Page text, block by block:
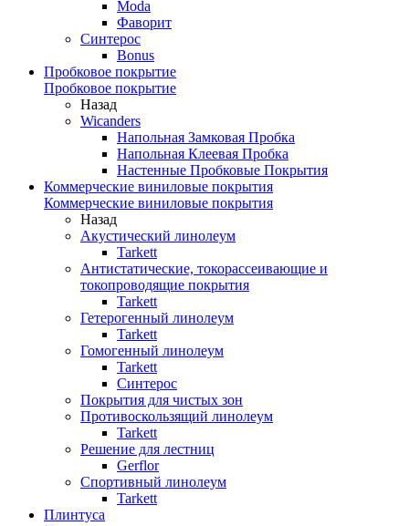
Moda
Фаворит
Синтерос
Bonus
Пробковое покрытие
Пробковое покрытие
Назад
Wicanders
Напольная Замковая Пробка
Напольная Клеевая Пробка
Настенные Пробковые Покрытия
Коммерческие виниловые покрытия
Коммерческие виниловые покрытия
Назад
Акустический линолеум
Tarkett
Антистатические, токорассеивающие и
токопроводящие покрытия
Tarkett
Гетерогенный линолеум
Tarkett
Гомогенный линолеум
Tarkett
Синтерос
Покрытия для чистых зон
Противоскользящий линолеум
Tarkett
Решение для лестниц
Gerflor
Спортивный линолеум
Tarkett
Плинтуса